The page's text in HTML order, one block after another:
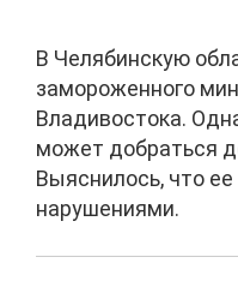
В Челябинскую
замороженного
Владивостока.
может добраться
Выяснилось, что
нарушениями.